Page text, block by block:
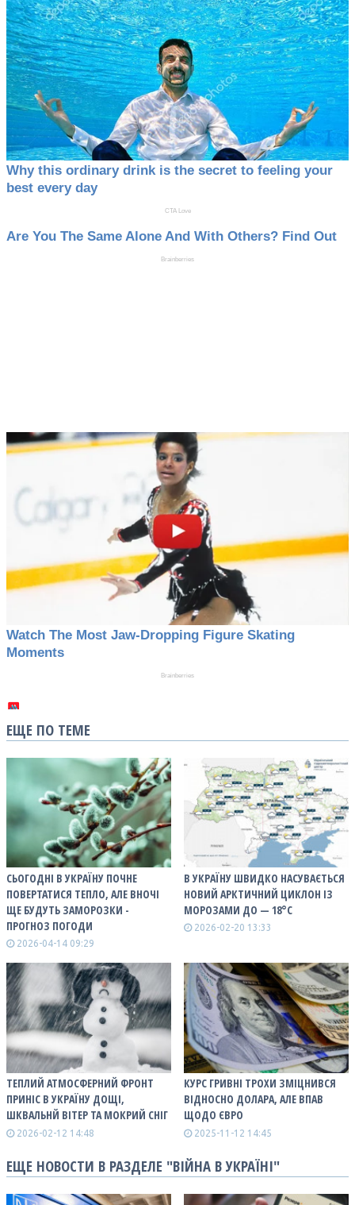
ЕЩЕ ПО ТЕМЕ
СЬОГОДНІ В УКРАЇНУ ПОЧНЕ
ПОВЕРТАТИСЯ ТЕПЛО, АЛЕ ВНОЧІ
ЩЕ БУДУТЬ ЗАМОРОЗКИ -
ПРОГНОЗ ПОГОДИ
2026-04-14 09:29
В УКРАЇНУ ШВИДКО НАСУВАЄТЬСЯ
НОВИЙ АРКТИЧНИЙ ЦИКЛОН ІЗ
МОРОЗАМИ ДО — 18°С
2026-02-20 13:33
ТЕПЛИЙ АТМОСФЕРНИЙ ФРОНТ
ПРИНІС В УКРАЇНУ ДОЩІ,
ШКВАЛЬНЙ ВІТЕР ТА МОКРИЙ СНІГ
2026-02-12 14:48
КУРС ГРИВНІ ТРОХИ ЗМІЦНИВСЯ
ВІДНОСНО ДОЛАРА, АЛЕ ВПАВ
ЩОДО ЄВРО
2025-11-12 14:45
ЕЩЕ НОВОСТИ В РАЗДЕЛЕ "ВІЙНА В УКРАЇНІ"